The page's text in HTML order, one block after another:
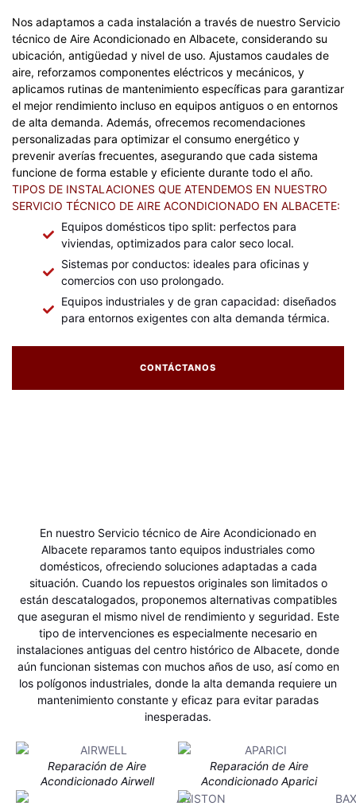
Nos adaptamos a cada instalación a través de nuestro Servicio
técnico de Aire Acondicionado en Albacete, considerando su
ubicación, antigüedad y nivel de uso. Ajustamos caudales de
aire, reforzamos componentes eléctricos y mecánicos, y
aplicamos rutinas de mantenimiento específicas para garantizar
el mejor rendimiento incluso en equipos antiguos o en entornos
de alta demanda. Además, ofrecemos recomendaciones
personalizadas para optimizar el consumo energético y
prevenir averías frecuentes, asegurando que cada sistema
funcione de forma estable y eficiente durante todo el año.
TIPOS DE INSTALACIONES QUE ATENDEMOS EN NUESTRO
SERVICIO TÉCNICO DE AIRE ACONDICIONADO EN ALBACETE:
Equipos domésticos tipo split: perfectos para
viviendas, optimizados para calor seco local.
Sistemas por conductos: ideales para oficinas y
comercios con uso prolongado.
Equipos industriales y de gran capacidad: diseñados
para entornos exigentes con alta demanda térmica.
CONTÁCTANOS
En nuestro Servicio técnico de Aire Acondicionado en
Albacete reparamos tanto equipos industriales como
domésticos, ofreciendo soluciones adaptadas a cada
situación. Cuando los repuestos originales son limitados o
están descatalogados, proponemos alternativas compatibles
que aseguran el mismo nivel de rendimiento y seguridad. Este
tipo de intervenciones es especialmente necesario en
instalaciones antiguas del centro histórico de Albacete, donde
aún funcionan sistemas con muchos años de uso, así como en
los polígonos industriales, donde la alta demanda requiere un
mantenimiento constante y eficaz para evitar paradas
inesperadas.
Reparación de Aire
Acondicionado Airwell
Reparación de Aire
Acondicionado Aparici